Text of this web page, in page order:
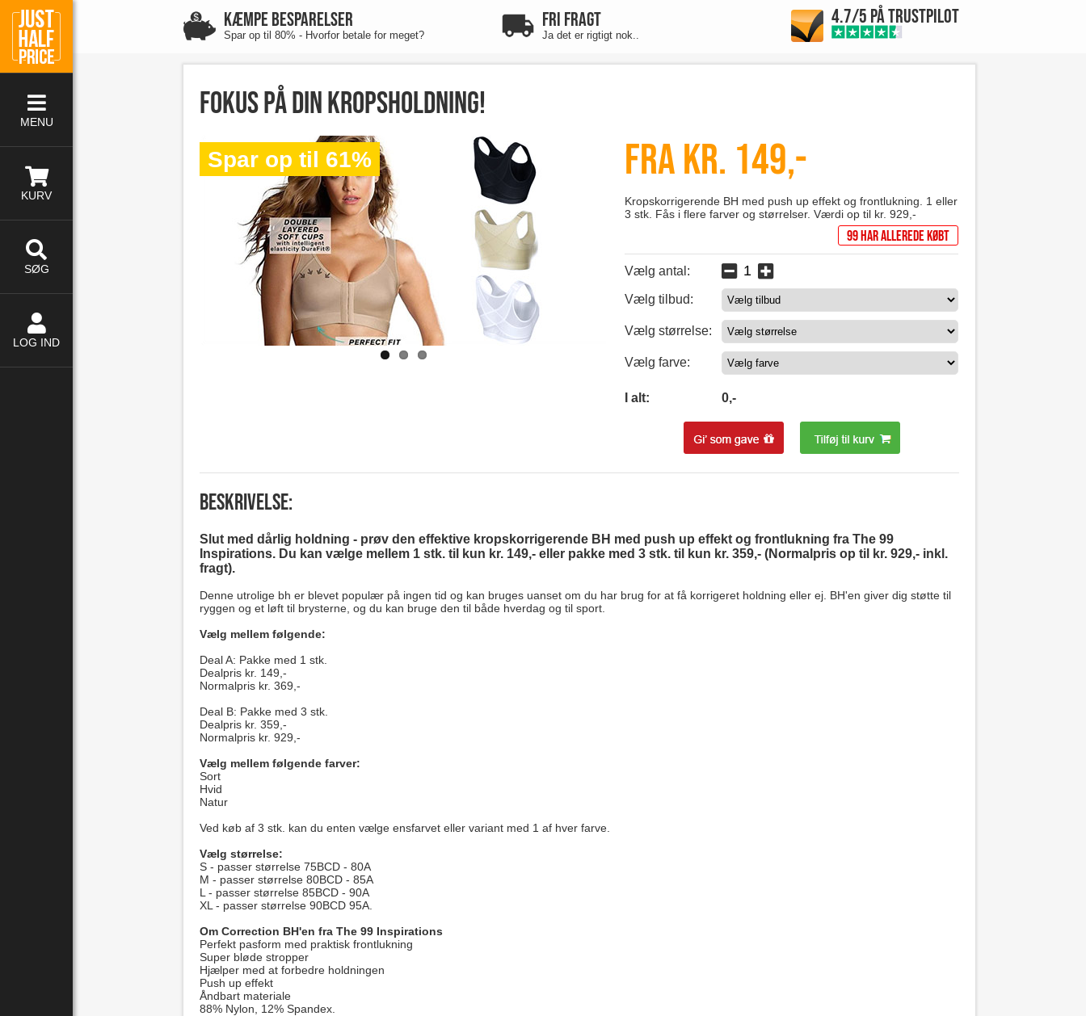
MENU
KURV
SØG
LOG IND
KÆMPE BESPARELSER
Spar op til 80% - Hvorfor betale for meget?
FRI FRAGT
Ja det er rigtigt nok..
4.7/5 PÅ TRUSTPILOT
Fokus på din kropsholdning!
Spar op til 61% Fra kr. 149,-
Kropskorrigerende BH med push up effekt og frontlukning. 1 eller
3 stk. Fås i flere farver og størrelser. Værdi op til kr. 929,-
99 har allerede købt
Vælg antal:
Vælg tilbud:
Vælg størrelse:
Vælg farve:
I alt: 0,-
Beskrivelse:
Slut med dårlig holdning - prøv den effektive kropskorrigerende BH med push up effekt og frontlukning fra The 99
Inspirations. Du kan vælge mellem 1 stk. til kun kr. 149,- eller pakke med 3 stk. til kun kr. 359,- (Normalpris op til kr. 929,- inkl.
fragt).
Denne utrolige bh er blevet populær på ingen tid og kan bruges uanset om du har brug for at få korrigeret holdning eller ej. BH'en giver dig støtte til
ryggen og et løft til brysterne, og du kan bruge den til både hverdag og til sport.
Vælg mellem følgende:
Deal A: Pakke med 1 stk.
Dealpris kr. 149,-
Normalpris kr. 369,-
Deal B: Pakke med 3 stk.
Dealpris kr. 359,-
Normalpris kr. 929,-
Vælg mellem følgende farver:
Sort
Hvid
Natur
Ved køb af 3 stk. kan du enten vælge ensfarvet eller variant med 1 af hver farve.
Vælg størrelse:
S - passer størrelse 75BCD - 80A
M - passer størrelse 80BCD - 85A
L - passer størrelse 85BCD - 90A
XL - passer størrelse 90BCD 95A.
Om Correction BH'en fra The 99 Inspirations
Perfekt pasform med praktisk frontlukning
Super bløde stropper
Hjælper med at forbedre holdningen
Push up effekt
Åndbart materiale
88% Nylon, 12% Spandex.